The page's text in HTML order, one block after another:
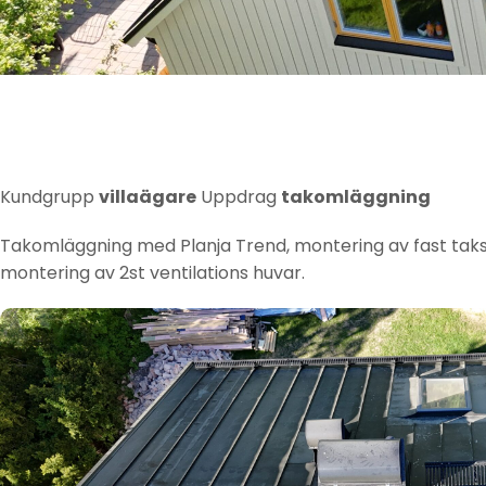
Kundgrupp villaägare Uppdrag takomläggning
Takomläggning med Planja Trend, montering av fast
montering av 2st ventilations huvar.